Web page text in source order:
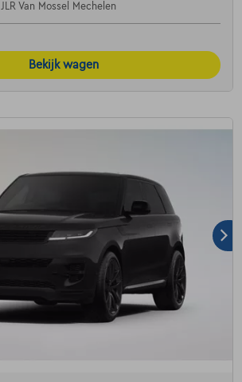
JLR Van Mossel Mechelen
Bekijk wagen